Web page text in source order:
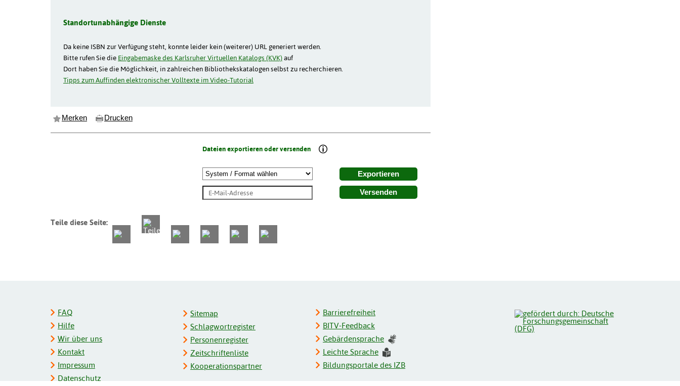
Standortunabhängige Dienste
Da keine ISBN zur Verfügung steht, konnte leider kein (weiterer) URL generiert werden.
Bitte rufen Sie die Eingabemaske des Karlsruher Virtuellen Katalogs (KVK)auf
Dort haben Sie die Möglichkeit, in zahlreichen Bibliothekskatalogen selbst zu recherchieren.
Tipps zum Auffinden elektronischer Volltexte im Video-Tutorial
Merken Drucken
Dateien exportieren oder versenden
Exportieren
Versenden
Teile diese Seite:
FAQ
Hilfe
Wir über uns
Kontakt
Impressum
Datenschutz
Sitemap
Schlagwortregister
Personenregister
Zeitschriftenliste
Kooperationspartner
Barrierefreiheit
BITV-Feedback
Gebärdensprache
Leichte Sprache
Bildungsportale des IZB